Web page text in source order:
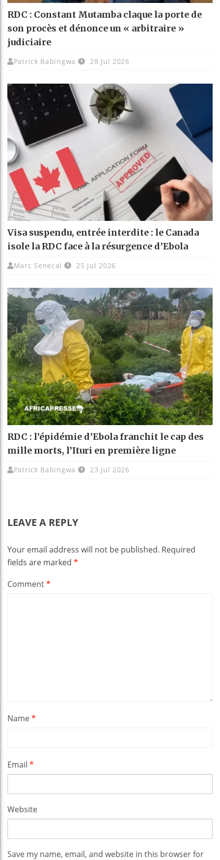
RDC : Constant Mutamba claque la porte de
son procès et dénonce un « arbitraire »
judiciaire
Patrick Babingwa 28 Jul 2026
Visa suspendu, entrée interdite : le Canada
isole la RDC face à la résurgence d’Ebola
Marc Senecal 25 Jul 2026
RDC : l’épidémie d’Ebola franchit le cap des
mille morts, l’Ituri en première ligne
Patrick Babingwa 23 Jul 2026
LEAVE A REPLY
Your email address will not be published. Required
fields are marked *
Comment*
Name*
Email *
Website
Save my name, email, and website in this browser for